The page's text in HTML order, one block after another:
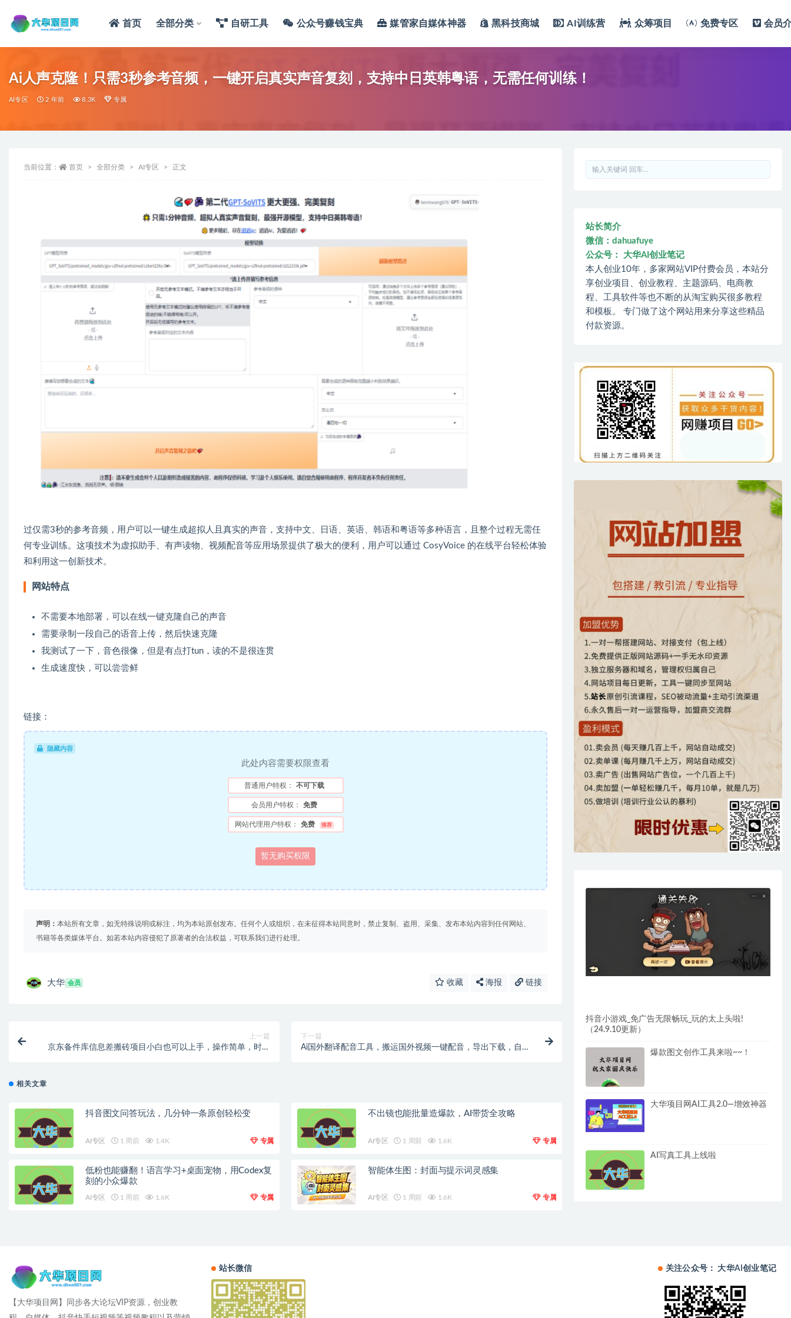
首页 全部分类 自研工具 公众号赚钱宝典 媒管家自媒体神器 黑科技商城 AI训练营 众筹项目 免费专区 会员
Ai人声克隆！只需3秒参考音频，一键开启真实声音复刻，支持中日英韩粤语，无需任何训练！
AI专区 2 年前 8.3K 专属
当前位置： 首页 全部分类 AI专区 正文
过仅需3秒的参考音频，用户可以一键生成超拟人且真实的声音，支持中文、日语、英语、韩语和粤语等多种语言，且整个过程无需任
何专业训练。这项技术为虚拟助手、有声读物、视频配音等应用场景提供了极大的便利，用户可以通过 CosyVoice 的在线平台轻松体验
和利用这一创新技术。
网站特点
不需要本地部署，可以在线一键克隆自己的声音
需要录制一段自己的语音上传，然后快速克隆
我测试了一下，音色很像，但是有点打tun，读的不是很连贯
生成速度快，可以尝尝鲜
链接：
隐藏内容
此处内容需要权限查看
普通用户特权： 不可下载
会员用户特权： 免费
网站代理用户特权： 免费 推荐
暂无购买权限
声明： 本站所有文章，如无特殊说明或标注，均为本站原创发布。任何个人或组织，在未征得本站同意时，禁止复制、盗用、采集、发布本站内容到任何网站、
书籍等各类媒体平台。如若本站内容侵犯了原著者的合法权益，可联系我们进行处理。
大华 会员 收藏 海报 链接
上一篇
京东备件库信息差搬砖项目小白也可以上手，操作简单，时间
下一篇
Ai国外翻译配音工具，搬运国外视频一键配音，导出下载，自媒
相关文章
抖音图文问答玩法，几分钟一条原创轻松变
AI专区 1 周前 1.4K 专属
不出镜也能批量造爆款，AI带货全攻略
AI专区 1 周前 1.6K 专属
低粉也能赚翻！语言学习+桌面宠物，用Codex复
刻的小众爆款
AI专区 1 周前 1.6K 专属
智能体生图：封面与提示词灵感集
AI专区 1 周前 1.6K 专属
站长简介
微信：dahuafuye
公众号： 大华AI创业笔记
本人创业10年，多家网站VIP付费会员，本站分
享创业项目、创业教程、主题源码、电商教
程、工具软件等也不断的从淘宝购买很多教程
和模板。 专门做了这个网站用来分享这些精品
付款资源。
抖音小游戏_免广告无限畅玩_玩的太上头啦!
（24.9.10更新）
爆款图文创作工具来啦~~！
大华项目网AI工具2.0—增效神器
AI写真工具上线啦
【大华项目网】同步各大论坛VIP资源，创业教
站长微信 关注公众号： 大华AI创业笔记